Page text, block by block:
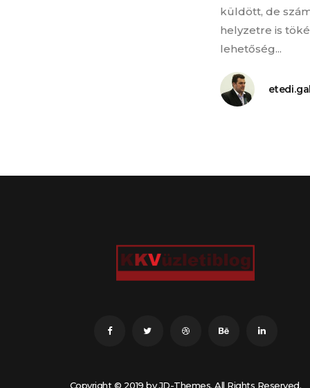
küldött, de
helyzetre is
lehetőség...
Copyright © 2019 by JD-Themes. All Rights Reserved.